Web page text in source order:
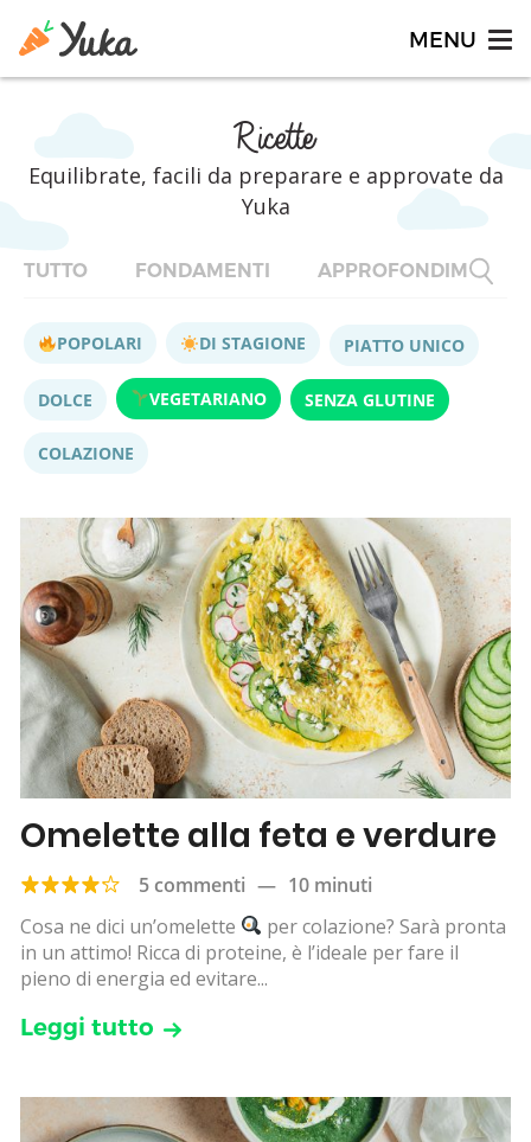
Ricette
Equilibrate, facili da preparare e approvate da
Yuka
TUTTO FONDAMENTI APPROFONDIMENTI
POPOLARI DI STAGIONE PIATTO UNICO
DOLCE VEGETARIANO SENZA GLUTINE
COLAZIONE
Omelette alla feta e verdure
5 commenti — 10 minuti
Cosa ne dici un’omelette
per colazione? Sarà pronta
in un attimo! Ricca di proteine, è l’ideale per fare il
pieno di energia ed evitare...
Leggi tutto